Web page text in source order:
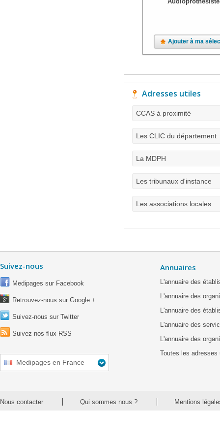
Ajouter à ma
Adresses utiles
CCAS à proximité
Les CLIC du département
La MDPH
Les tribunaux d'instance
Les associations locales
Suivez-nous
Medipages sur Facebook
Retrouvez-nous sur Google +
Suivez-nous sur Twitter
Suivez nos flux RSS
Medipages en France
Annuaires
L'annuaire des
L'annuaire des
L'annuaire des
L'annuaire des
L'annuaire des
Toutes les adresses
Nous contacter Qui sommes nous ? Mentions